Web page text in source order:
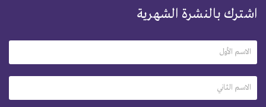
اشترك بالنشرة الشهرية